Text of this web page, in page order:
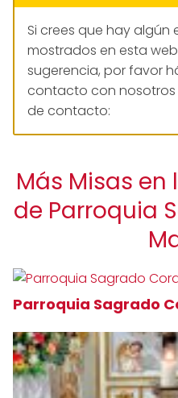
Si crees que hay algún
mostrados en esta
sugerencia, por favor
contacto con nosotros
de contacto:
Más Misas
de Parroquia
Parroquia Sagrado